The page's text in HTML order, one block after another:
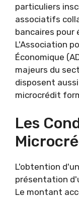
particuliers
associatifs
bancaires pour
L'Association
Économique
majeurs du
disposent
microcrédit
Les
L'obtention
présentation
Le montant